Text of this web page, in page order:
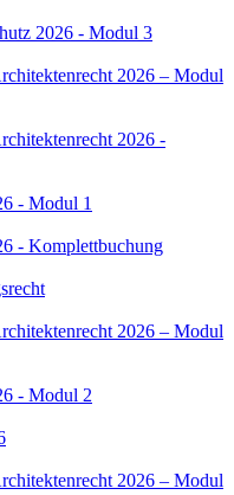
2026 - Modul 3
2026 – Modul
2026 -
- Modul 1
- Komplettbuchung
2026 – Modul
- Modul 2
2026 – Modul